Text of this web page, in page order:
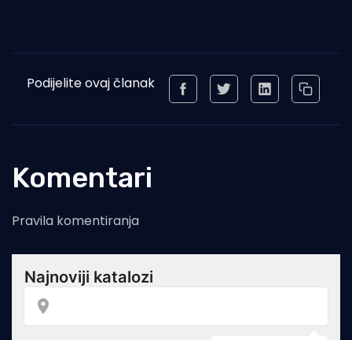
Podijelite ovaj članak
Komentari
Pravila komentiranja